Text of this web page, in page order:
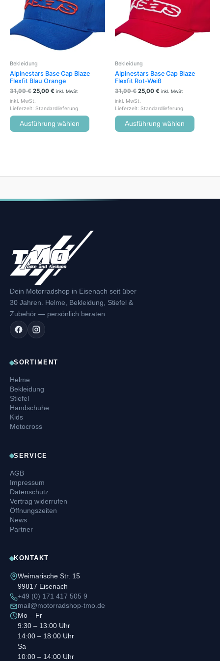
Bekleidung
Alpinestars Base Cap Blaze
Flexfit Blau Orange
31,99€ 25,00 € inkl. MwSt
inkl. MwSt.
Lieferzeit: Standardlieferung
Ausführung wählen
Optionen
können
Produktseite
gewählt
Bekleidung
Alpinestars Base Cap Blaze
Flexfit Rot-Weiß
31,99€ 25,00 € inkl. MwSt
inkl. MwSt.
Lieferzeit: Standardlieferung
Ausführung wählen
gewählt
Dein Motorradshop in Eisenach seit über
30 Jahren. Helme, Bekleidung, Stiefel &
Zubehör — persönlich beraten.
SORTIMENT
Helme
Bekleidung
Stiefel
Handschuhe
Kids
Motocross
SERVICE
AGB
Impressum
Datenschutz
Vertrag widerrufen
Öffnungszeiten
News
Partner
KONTAKT
Weimarische Str. 15
99817 Eisenach
+49 (0) 171 417 505 9
mail@motorradshop-tmo.de
Mo – Fr
9:30 – 13:00 Uhr
14:00 – 18:00 Uhr
Sa
10:00 – 14:00 Uhr